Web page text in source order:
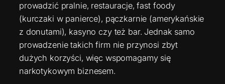
prowadzić pralnie, restauracje, fast foody
(kurczaki w panierce), pączkarnie (amerykańskie
z donutami), kasyno czy też bar. Jednak samo
prowadzenie takich firm nie przynosi zbyt
dużych korzyści, więc wspomagamy się
narkotykowym biznesem.